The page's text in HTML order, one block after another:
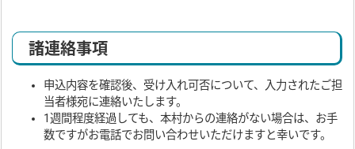
諸連絡事項
申込内容を確認後、受け入れ可否について、入力されたご担
当者様宛に連絡いたします。
1週間程度経過しても、本村からの連絡がない場合は、お手
数ですがお電話でお問い合わせいただけますと幸いです。